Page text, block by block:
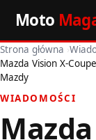
Moto
Start
Wiadomości
Premiery
Strona główna ›
Mazda Vision X-
Mazdy
WIADOMOŚCI